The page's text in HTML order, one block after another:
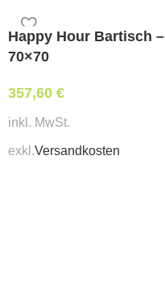
Happy Hour Bartisch –
70×70
357,60 €
inkl. MwSt.
exkl.Versandkosten